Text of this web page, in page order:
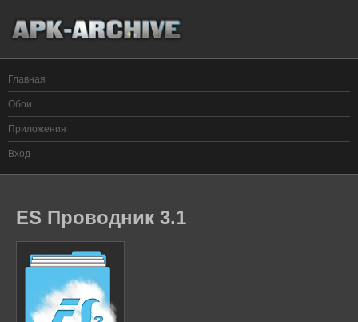
Главная
Обои
Приложения
Вход
ES Проводник 3.1